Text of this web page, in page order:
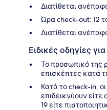
Διατίθεται
Ώρα check-out: 12
Διατίθεται
Ειδικές οδηγίες
Το προσωπικό της
επισκέπτες κατά
Κατά το check-in,
επιδεικνύουν
19 είτε